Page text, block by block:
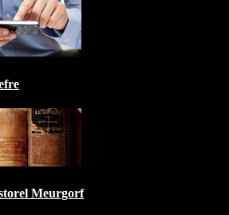
Meurgorf